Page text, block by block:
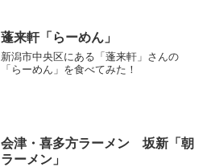
蓬来軒「らーめん」
新潟市中央区にある「蓬来軒」さんの
「らーめん」を食べてみた！
会津・喜多方ラーメン 坂新「朝
ラーメン」